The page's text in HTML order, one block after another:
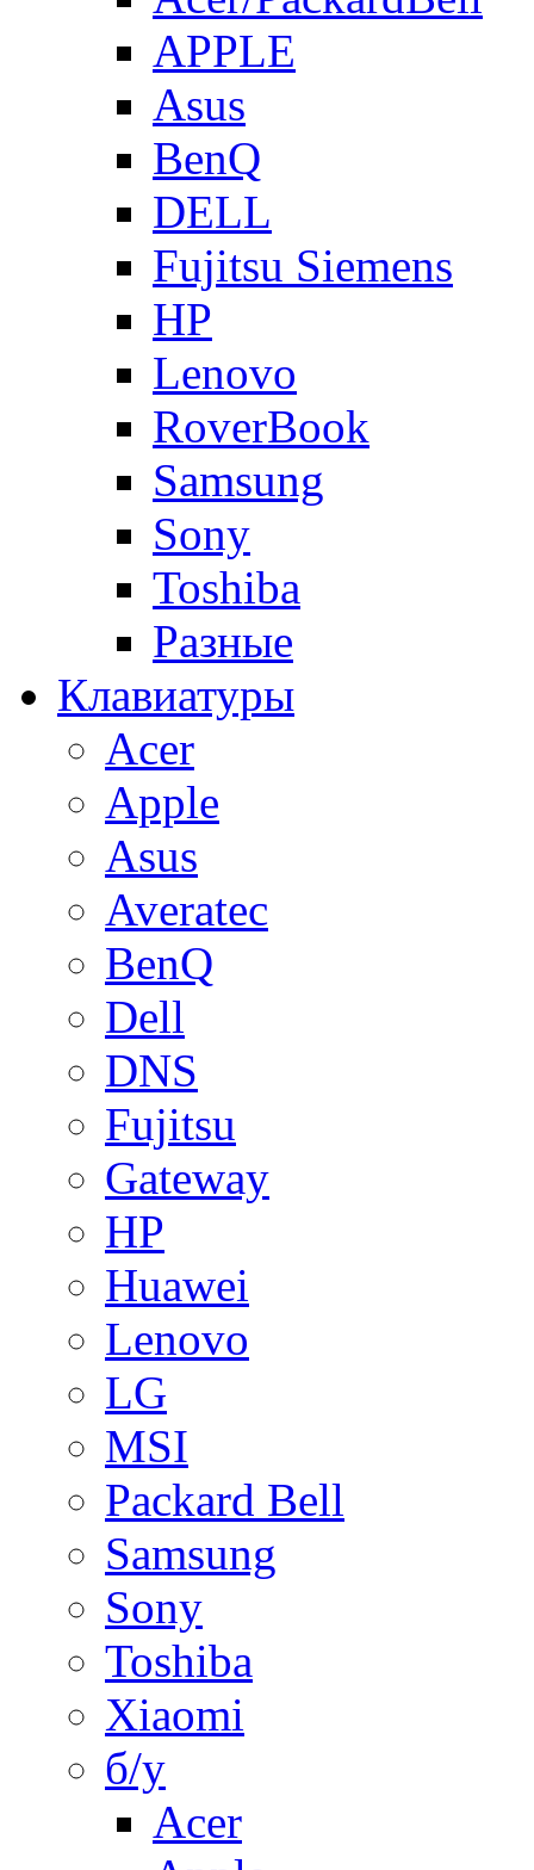
APPLE
Asus
BenQ
DELL
Fujitsu Siemens
HP
Lenovo
RoverBook
Samsung
Sony
Toshiba
Разные
Клавиатуры
Acer
Apple
Asus
Averatec
BenQ
Dell
DNS
Fujitsu
Gateway
HP
Huawei
Lenovo
LG
MSI
Packard Bell
Samsung
Sony
Toshiba
Xiaomi
б/у
Acer